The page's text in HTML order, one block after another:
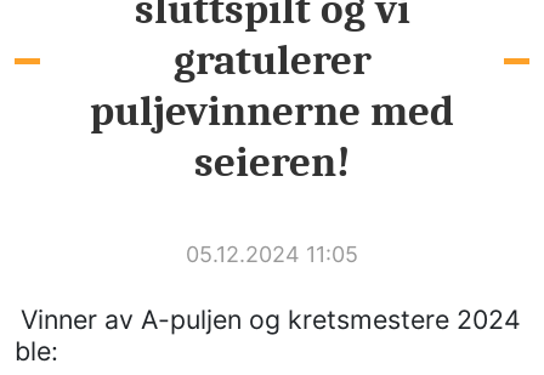
gratulerer
puljevinnerne med
seieren!
05.12.2024 11:05
Vinner av A-puljen og kretsmestere 2024
ble: